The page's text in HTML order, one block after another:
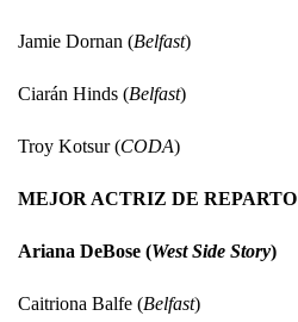
Jamie Dornan (Belfast)
Ciarán Hinds (Belfast)
Troy Kotsur (CODA)
MEJOR ACTRIZ DE REPARTO
Ariana DeBose (West Side Story)
Caitriona Balfe (Belfast)